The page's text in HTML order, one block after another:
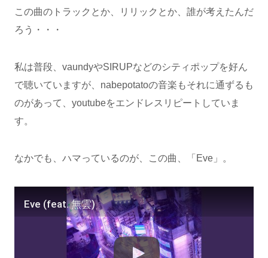
この曲のトラックとか、リリックとか、誰が考えたんだ
ろう・・・
私は普段、vaundyやSIRUPなどのシティポップを好ん
で聴いていますが、nabepotatoの音楽もそれに通ずるも
のがあって、youtubeをエンドレスリピートしていま
す。
なかでも、ハマっているのが、この曲、「Eve」。
Eve (feat. 無雲)